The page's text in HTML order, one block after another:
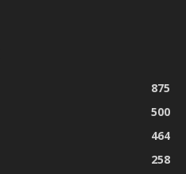
875
500
464
258